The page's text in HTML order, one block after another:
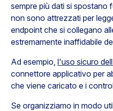
sempre più dati si spostano
non sono attrezzati per
endpoint che si collegano
estremamente inaffidabile
Ad esempio, l'uso sicuro
connettore applicativo per
che viene caricato e i
Se organizziamo in modo